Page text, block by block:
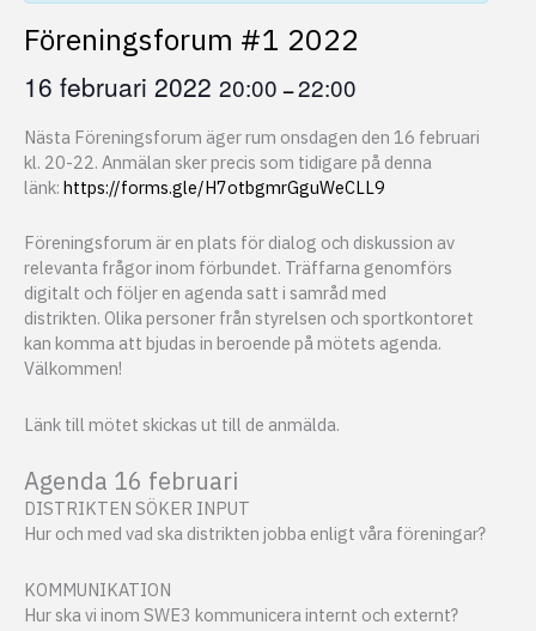
Föreningsforum #1 2022
16 februari 2022 20:00–22:00
Nästa Föreningsforum äger rum onsdagen den 16 februari
kl. 20-22. Anmälan sker precis som tidigare på denna
länk: https://forms.gle/H7otbgmrGguWeCLL9
Föreningsforum är en plats för dialog och diskussion av
relevanta frågor inom förbundet. Träffarna genomförs
digitalt och följer en agenda satt i samråd med
distrikten. Olika personer från styrelsen och sportkontoret
kan komma att bjudas in beroende på mötets agenda.
Välkommen!
Länk till mötet skickas ut till de anmälda.
Agenda 16 februari
DISTRIKTEN SÖKER INPUT
Hur och med vad ska distrikten jobba enligt våra föreningar?
KOMMUNIKATION
Hur ska vi inom SWE3 kommunicera internt och externt?